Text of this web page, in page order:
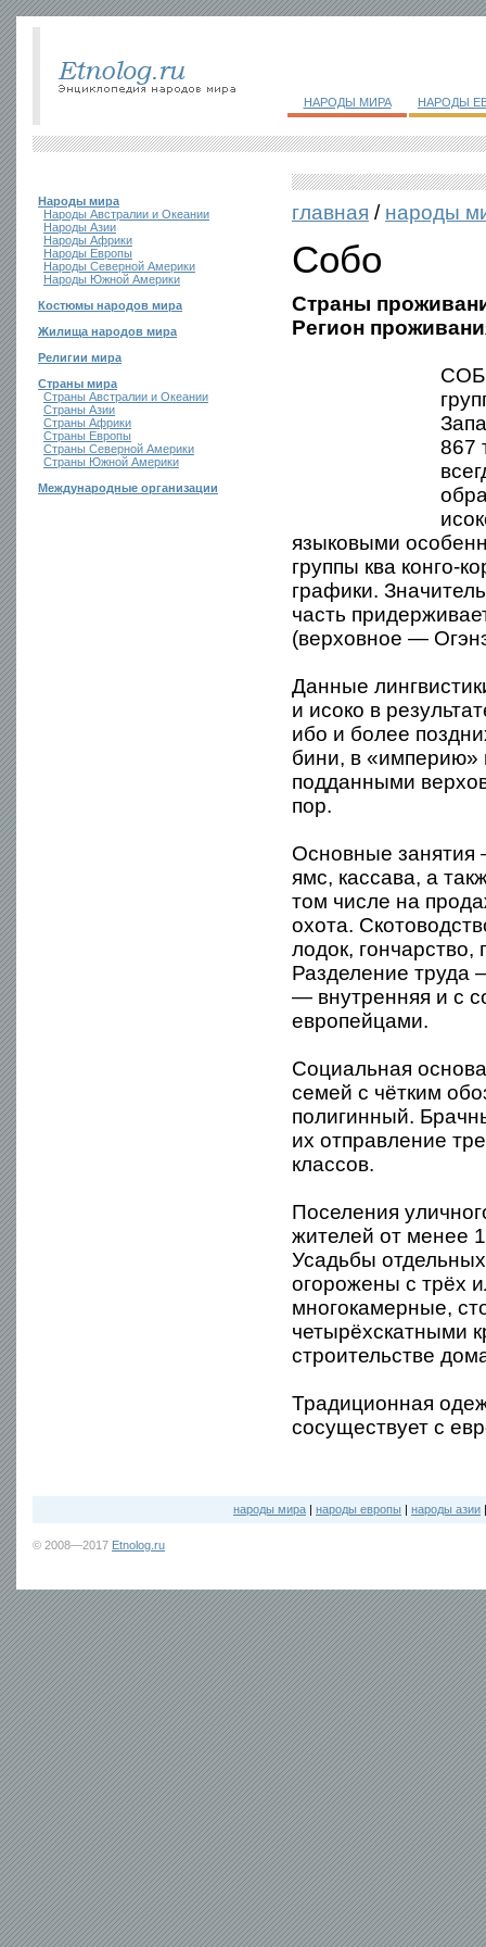
НАРОДЫ МИРА НАРОДЫ
Народы мира
Народы Австралии и Океании
Народы Азии
Народы Африки
Народы Европы
Народы Северной Америки
Народы Южной Америки
Костюмы народов мира
Жилища народов мира
Религии мира
Страны мира
Страны Австралии и Океании
Страны Азии
Страны Африки
Страны Европы
Страны Северной Америки
Страны Южной Америки
Международные организации
главная / народы
Собо
Страны
Регион
867
языковыми
группы ква конго-
графики.
часть
(верховное —
Данные
и исоко в
ибо и более
бини, в «империю»
подданными
пор.
Основные занятия
ямс, кассава, а
том числе на
охота.
лодок, гончарство,
Разделение труда
— внутренняя и с
европейцами.
Социальная
семей с чётким
полигинный.
их отправление
классов.
Поселения
жителей от менее
Усадьбы
огорожены с трёх
многокамерные,
четырёхскатными
строительстве
Традиционная
сосуществует с
народы мира | народы европы | народы азии
© 2008—2017 Etnolog.ru